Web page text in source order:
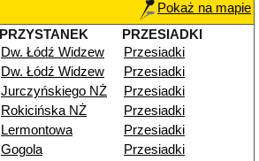
Pokaż na mapie
PRZYSTANEK
PRZESIADKI
Dw. Łódź Widzew
Przesiadki
Dw. Łódź Widzew
Przesiadki
Jurczyńskiego NŻ
Przesiadki
Rokicińska NŻ
Przesiadki
Lermontowa
Przesiadki
Gogola
Przesiadki